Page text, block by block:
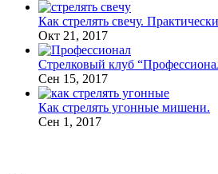
Как стрелять свечу.
Окт 21, 2017
Стрелковый клуб
Сен 15, 2017
Как стрелять угонные мишени.
Сен 1, 2017